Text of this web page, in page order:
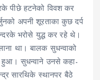
पीछे हटनेको विवश कर
अपनी शूरताका कुछ दर्प
भरोसे युद्ध कर रहे थे।
था। बालक सुधन्वाको
हुआ। सुधन्वाने उनसे कहा-
सारथिके स्थानपर बैठे